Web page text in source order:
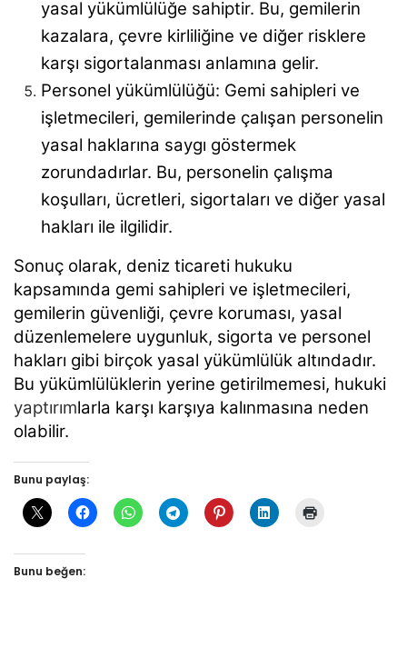
yasal yükümlülüğe sahiptir. Bu, gemilerin
kazalara, çevre kirliliğine ve diğer risklere
karşı sigortalanması anlamına gelir.
Personel yükümlülüğü: Gemi sahipleri ve
işletmecileri, gemilerinde çalışan personelin
yasal haklarına saygı göstermek
zorundadırlar. Bu, personelin çalışma
koşulları, ücretleri, sigortaları ve diğer yasal
hakları ile ilgilidir.
Sonuç olarak, deniz ticareti hukuku
kapsamında gemi sahipleri ve işletmecileri,
gemilerin güvenliği, çevre koruması, yasal
düzenlemelere uygunluk, sigorta ve personel
hakları gibi birçok yasal yükümlülük altındadır.
Bu yükümlülüklerin yerine getirilmemesi, hukuki
yaptırımlarla karşı karşıya kalınmasına neden
olabilir.
Bunu paylaş:
Bunu beğen: